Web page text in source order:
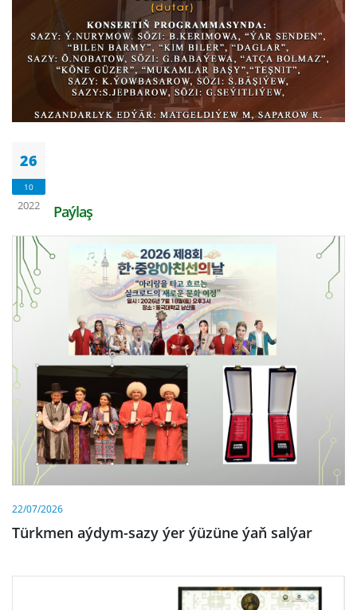
26
10
2022 Paýlaş
22/07/2026
Türkmen aýdym-sazy ýer ýüzüne ýaň salýar